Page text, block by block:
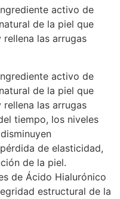
activo de
de la piel que
las arrugas
activo de
de la piel que
las arrugas
tiempo, los niveles
de elasticidad,
de la piel.
de Ácido Hialurónico
estructural de la